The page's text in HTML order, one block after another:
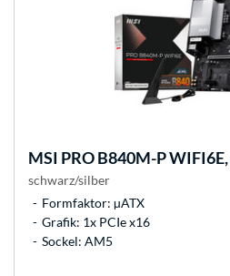
MSI PRO B840M-P
schwarz/silber
Formfaktor: µATX
Grafik: 1x PCIe x16
Sockel: AM5